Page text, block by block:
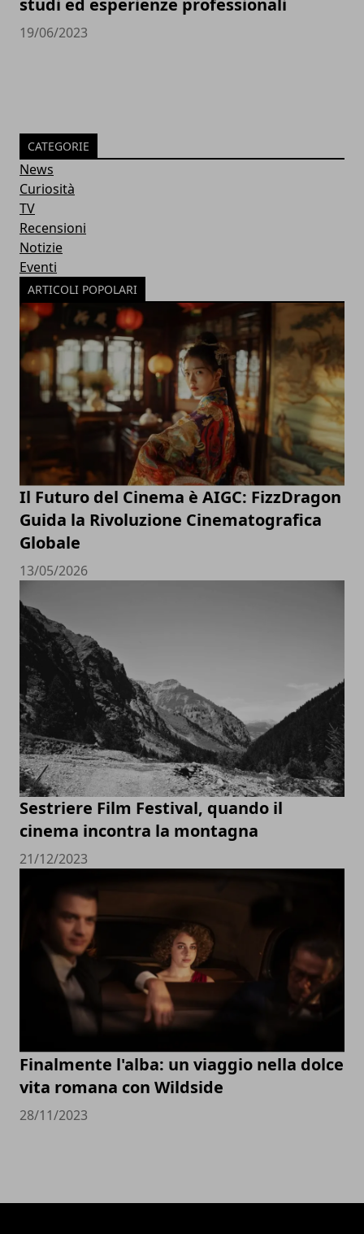
studi ed esperienze professionali
19/06/2023
CATEGORIE
News
Curiosità
TV
Recensioni
Notizie
Eventi
ARTICOLI POPOLARI
Il Futuro del Cinema è AIGC: FizzDragon
Guida la Rivoluzione Cinematografica
Globale
13/05/2026
Sestriere Film Festival, quando il
cinema incontra la montagna
21/12/2023
Finalmente l'alba: un viaggio nella dolce
vita romana con Wildside
28/11/2023